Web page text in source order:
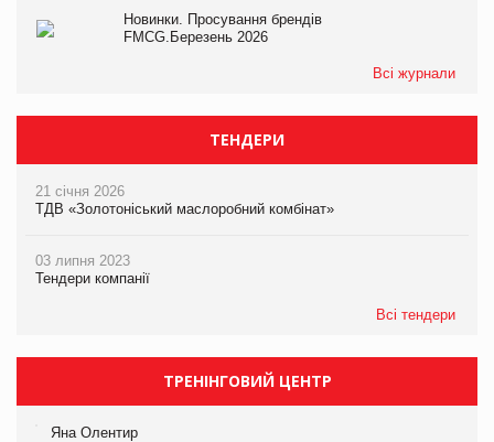
Новинки. Просування брендів
FMCG.Березень 2026
Всі журнали
ТЕНДЕРИ
21 січня 2026
ТДВ «Золотоніський маслоробний комбінат»
03 липня 2023
Тендери компанії
Всі тендери
ТРЕНІНГОВИЙ ЦЕНТР
Яна Олентир